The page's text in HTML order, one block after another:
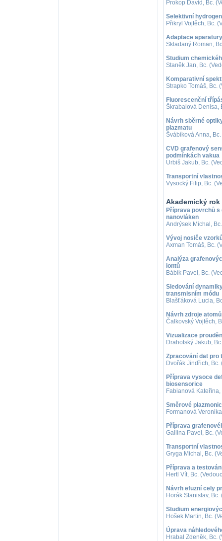
Prokop David, Bc.
Selektivní
Přikryl Vojtěch, Bc.
Adaptace
Skladaný Roman,
Studium
Staněk Jan, Bc.
Komparativní
Strapko Tomáš, Bc.
Fluorescenční
Škrabalová Denisa,
Návrh sběrné
plazmatu
Švábíková Anna,
CVD grafenový
podmínkách vakua
Urbiš Jakub, Bc.
Transportní
Vysocký Filip, Bc.
Akademický rok
Příprava povrchů
nanovláken
Andrýsek Michal,
Vývoj nosiče
Axman Tomáš, Bc.
Analýza
iontů
Bábík Pavel, Bc.
Sledování
transmisním módu
Blašťáková Lucia,
Návrh zdroje
Čalkovský Vojtěch,
Vizualizace
Drahotský Jakub,
Zpracování dat
Dvořák Jindřich,
Příprava vysoce
biosensorice
Fabianová
Směrové
Formanová
Příprava
Gallina Pavel, Bc.
Transportní
Gryga Michal, Bc.
Příprava a
Hertl Vít, Bc.
Návrh efuzní cely
Horák Stanislav,
Studium
Hošek Martin, Bc.
Úprava
Hrabal Zdeněk, Bc.